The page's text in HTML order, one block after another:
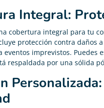
Integral:
cobertura integral para tu
protección contra daños
eventos imprevistos. Puedes
respaldada por una sólida